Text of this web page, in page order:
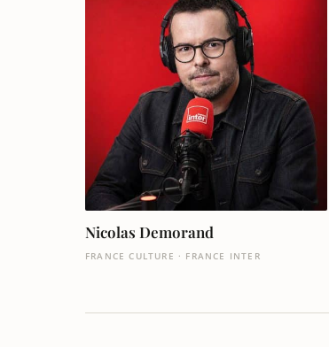
Nicolas Demorand
FRANCE CULTURE · FRANCE INTER